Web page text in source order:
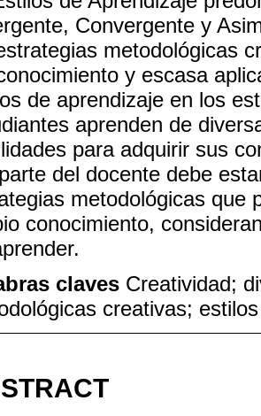
Convergente y
metodológicas
y escasa
de aprendizaje en los
aprenden de
para adquirir sus
del docente debe
metodológicas que
conocimiento,
claves Creatividad;
creativas;